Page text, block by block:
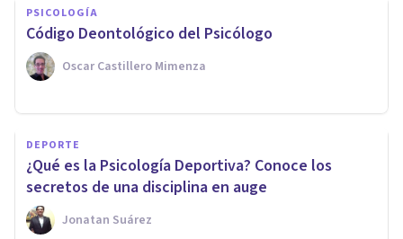
PSICOLOGÍA
Código Deontológico del Psicólogo
Oscar Castillero Mimenza
DEPORTE
¿Qué es la Psicología Deportiva? Conoce los
secretos de una disciplina en auge
Jonatan Suárez
Decálogo del psicólogo:
requisitos éticos y
profesionales de nuestra
profesión
Oscar Castillero Mimenza